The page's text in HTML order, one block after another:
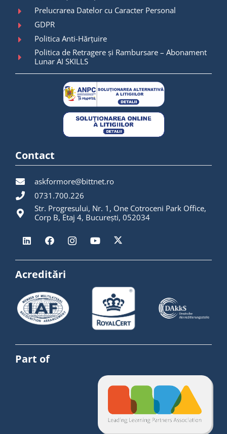
Prelucrarea Datelor cu Caracter Personal
GDPR
Politica Anti-Hărțuire
Politica de Retragere și Rambursare – Abonament
Lunar AI SKILLS
Contact
askformore@bittnet.ro
0731.700.226
Str. Progresului, Nr. 1, One Cotroceni Park Office,
Corp B, Etaj 4, București, 052034
Acreditări
Part of